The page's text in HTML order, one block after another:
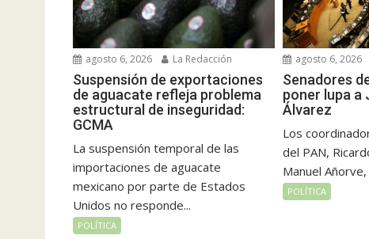
agosto 6, 2026 La Redacción
Suspensión de exportaciones
de aguacate refleja problema
estructural de inseguridad:
GCMA
La suspensión temporal de las
importaciones de aguacate
mexicano por parte de Estados
Unidos no responde...
POLÍTICA
agosto 6, 2026
Senadores
poner lupa a
Álvarez
Los
del PAN,
Manuel
POLÍTICA